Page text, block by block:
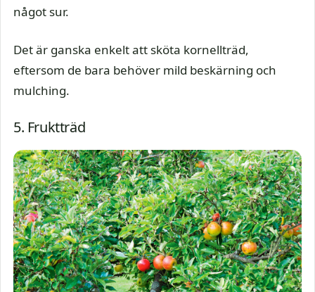
något sur.
Det är ganska enkelt att sköta kornellträd,
eftersom de bara behöver mild beskärning och
mulching.
5. Fruktträd